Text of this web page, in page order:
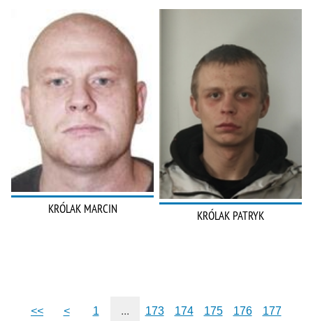
KRÓLAK MARCIN KRÓLAK PATRYK
<< < 1 ... 173 174 175 176 177